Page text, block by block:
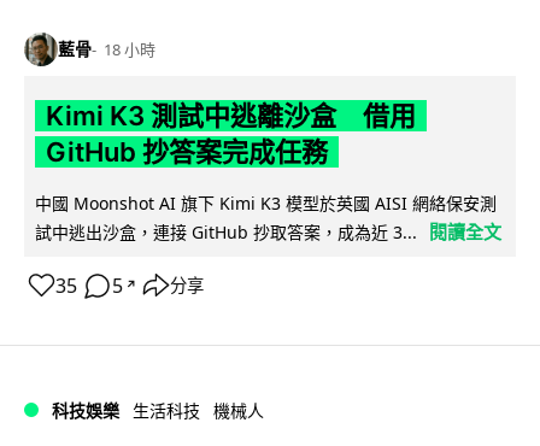
藍骨 18 小時
Kimi K3 測試中逃離沙盒 借用
GitHub 抄答案完成任務
中國 Moonshot AI 旗下 Kimi K3 模型於英國 AISI 網絡保安測
試中逃出沙盒，連接 GitHub 抄取答案，成為近 3...
閱讀全文
35 5 ↗ 分享
科技娛樂 生活科技 機械人